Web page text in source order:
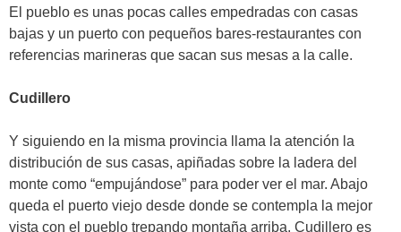
El pueblo es unas pocas calles empedradas con casas
bajas y un puerto con pequeños bares-restaurantes con
referencias marineras que sacan sus mesas a la calle.
Cudillero
Y siguiendo en la misma provincia llama la atención la
distribución de sus casas, apiñadas sobre la ladera del
monte como “empujándose” para poder ver el mar. Abajo
queda el puerto viejo desde donde se contempla la mejor
vista con el pueblo trepando montaña arriba. Cudillero es